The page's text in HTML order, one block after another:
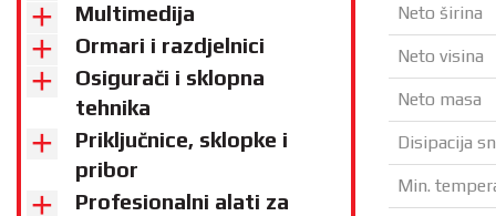
Multimedija
Ormari i razdjelnici
Osigurači i sklopna
tehnika
Priključnice, sklopke i
pribor
Profesionalni alati za
Neto širina
Neto visina
Neto masa
Disipacija
Min.